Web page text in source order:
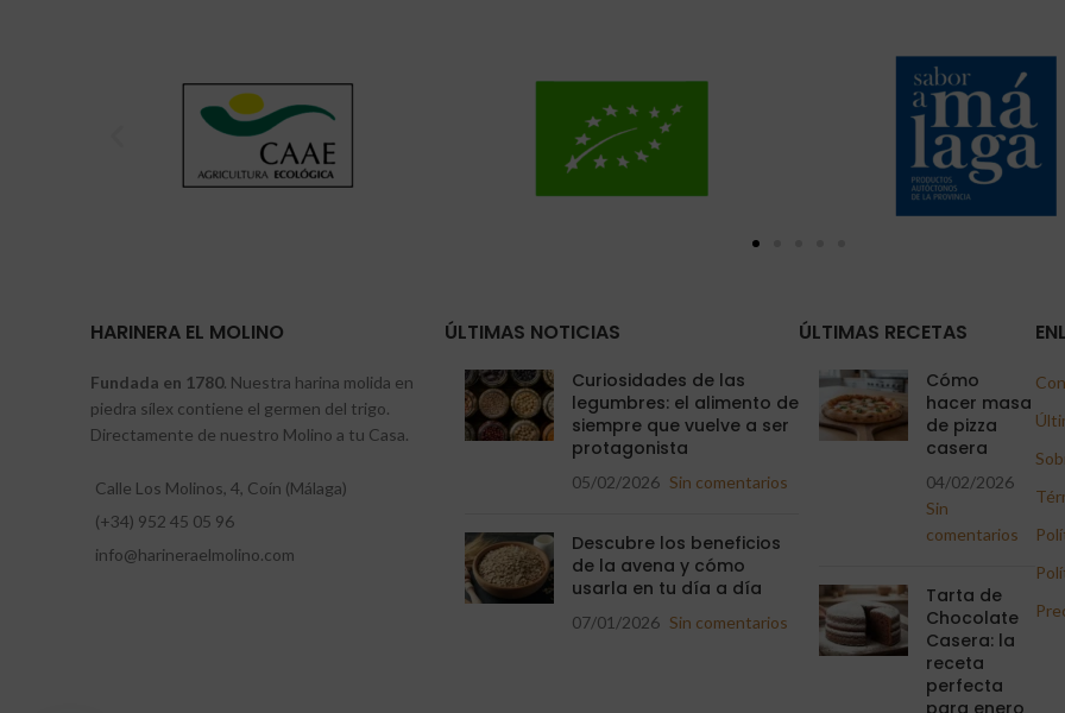
HARINERA EL MOLINO
Fundada en 1780. Nuestra harina molida en
piedra sílex contiene el germen del trigo.
Directamente de nuestro Molino a tu Casa.
Calle Los Molinos, 4, Coín (Málaga)
(+34) 952 45 05 96
info@harineraelmolino.com
ÚLTIMAS NOTICIAS
Curiosidades de las
legumbres: el alimento de
siempre que vuelve a ser
protagonista
05/02/2026 Sin comentarios
Descubre los beneficios
de la avena y cómo
usarla en tu día a día
07/01/2026 Sin comentarios
ÚLTIMAS RECETAS
Cómo
hacer masa
de pizza
casera
04/02/2026
Sin
comentarios
Tarta de
Chocolate
Casera: la
receta
perfecta
para enero